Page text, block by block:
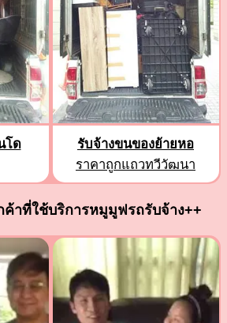
โด
รับจ้างขนของย้ายหอ
ราคาถูกแถวทวีวัฒนา
าที่ใช้บริการหมูมูฟรถรับจ้าง++